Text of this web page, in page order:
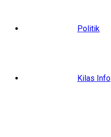
Politik
Kilas Info